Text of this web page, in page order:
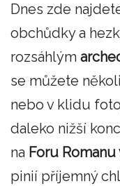
Dnes zde
obchůdky a
rozsáhlým
se můžete
nebo v klidu
daleko nižší
na Foru Romanu
pinií příjemný